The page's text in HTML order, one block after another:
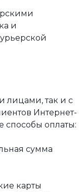
и
лицами, так и с
Интернет-
способы оплаты:
сумма
карты